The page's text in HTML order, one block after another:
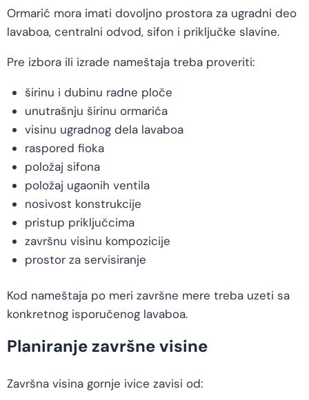
Ormarić mora imati dovoljno prostora za ugradni deo
lavaboa, centralni odvod, sifon i priključke slavine.
Pre izbora ili izrade nameštaja treba proveriti:
širinu i dubinu radne ploče
unutrašnju širinu ormarića
visinu ugradnog dela lavaboa
raspored fioka
položaj sifona
položaj ugaonih ventila
nosivost konstrukcije
pristup priključcima
završnu visinu kompozicije
prostor za servisiranje
Kod nameštaja po meri završne mere treba uzeti sa
konkretnog isporučenog lavaboa.
Planiranje završne visine
Završna visina gornje ivice zavisi od: